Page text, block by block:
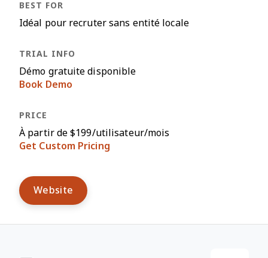
Idéal pour recruter sans entité locale
Démo gratuite disponible
Book Demo
À partir de $199/utilisateur/mois
Get Custom Pricing
Website